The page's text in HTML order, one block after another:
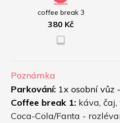
coffee break 3
380 Kč
Poznámka
Parkování: 1x osobní vůz
Coffee break 1: káva,
Coca-Cola/Fanta -